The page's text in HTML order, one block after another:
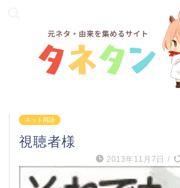
ネット用語
視聴者様
2013年11月7日 /